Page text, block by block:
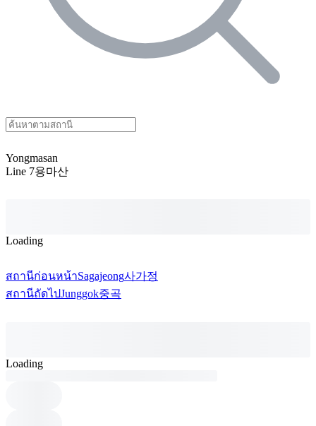
Yongmasan
Line 7용마산
Loading
สถานีก่อนหน้าSagajeong사가정
สถานีถัดไปJunggok중곡
Loading